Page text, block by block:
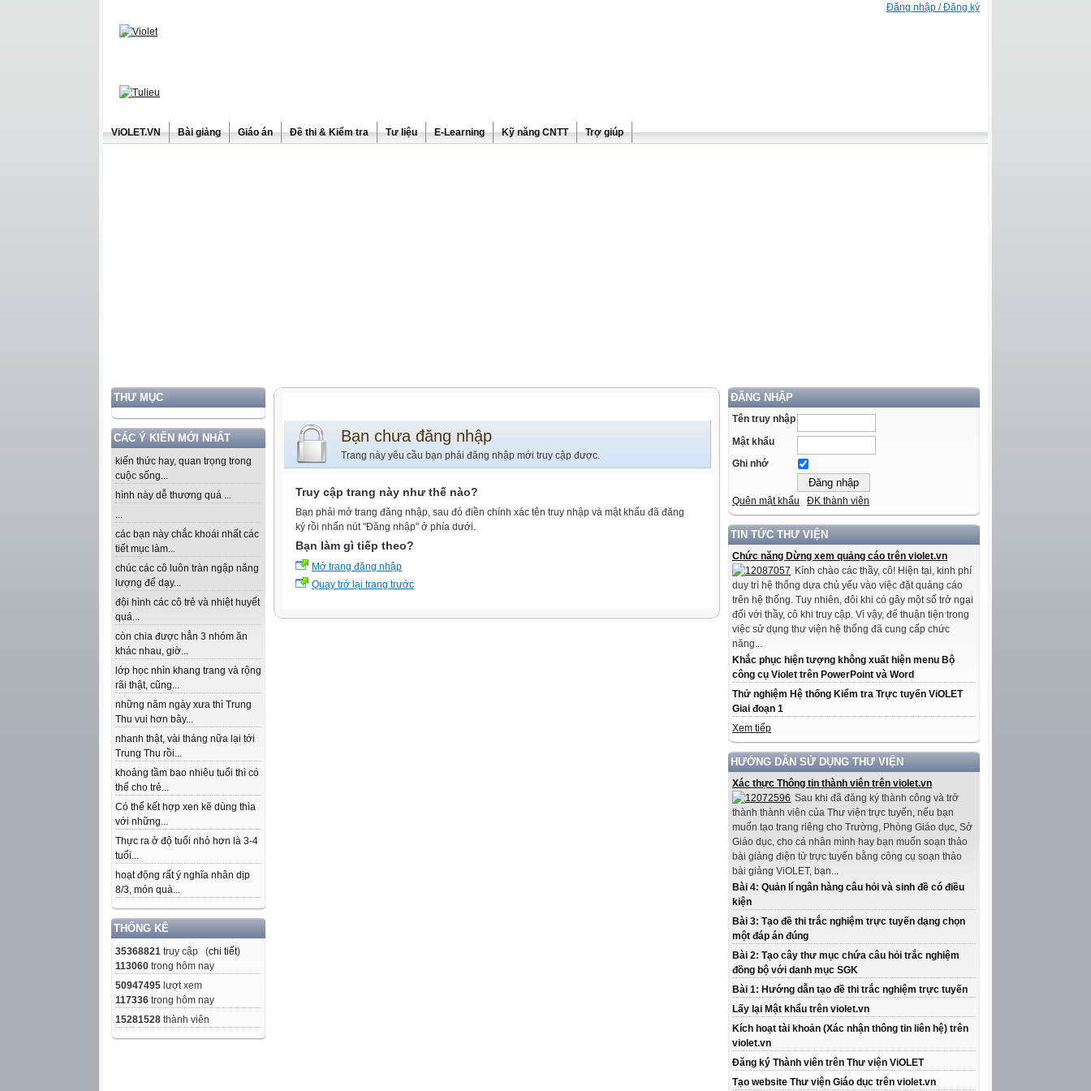
Đăng nhập / Đăng ký
ViOLET.VN Bài giảng Giáo án Đề thi & Kiểm tra Tư liệu E-Learning Kỹ năng CNTT Trợ giúp
THƯ MỤC
CÁC Ý KIẾN MỚI NHẤT
kiến thức hay, quan trọng trong
cuộc sống...
hình này dễ thương quá ...
...
các bạn này chắc khoái nhất các
tiết mục làm...
chúc các cô luôn tràn ngập năng
lượng để dạy...
đội hình các cô trẻ và nhiệt huyết
quá...
còn chia được hẳn 3 nhóm ăn
khác nhau, giờ...
lớp học nhìn khang trang và rộng
rãi thật, cũng...
những năm ngày xưa thì Trung
Thu vui hơn bây...
nhanh thật, vài tháng nữa lại tới
Trung Thu rồi...
khoảng tầm bao nhiêu tuổi thì có
thể cho trẻ...
Có thể kết hợp xen kẽ dùng thìa
với những...
Thực ra ở độ tuổi nhỏ hơn là 3-4
tuổi...
hoạt động rất ý nghĩa nhân dịp
8/3, món quà...
THỐNG KÊ
35368821 truy cập (chi tiết)
113060 trong hôm nay
50947495 lượt xem
117336 trong hôm nay
15281528 thành viên
ĐĂNG NHẬP
Tên truy nhập
Mật khẩu
Ghi nhớ
Quên mật khẩu ĐK thành viên
TIN TỨC THƯ VIỆN
Chức năng Dừng xem quảng cáo trên violet.vn
Kính chào các thầy, cô! Hiện tại, kinh phí
duy trì hệ thống dựa chủ yếu vào việc đặt quảng cáo
trên hệ thống. Tuy nhiên, đôi khi có gây một số trở ngại
đối với thầy, cô khi truy cập. Vì vậy, để thuận tiện trong
việc sử dụng thư viện hệ thống đã cung cấp chức
năng...
Khắc phục hiện tượng không xuất hiện menu Bộ
công cụ Violet trên PowerPoint và Word
Thử nghiệm Hệ thống Kiểm tra Trực tuyến ViOLET
Giai đoạn 1
Xem tiếp
HƯỚNG DẪN SỬ DỤNG THƯ VIỆN
Xác thực Thông tin thành viên trên violet.vn
Sau khi đã đăng ký thành công và trở
thành thành viên của Thư viện trực tuyến, nếu bạn
muốn tạo trang riêng cho Trường, Phòng Giáo dục, Sở
Giáo dục, cho cá nhân mình hay bạn muốn soạn thảo
bài giảng điện tử trực tuyến bằng công cụ soạn thảo
bài giảng ViOLET, bạn...
Bài 4: Quản lí ngân hàng câu hỏi và sinh đề có điều
kiện
Bài 3: Tạo đề thi trắc nghiệm trực tuyến dạng chọn
một đáp án đúng
Bài 2: Tạo cây thư mục chứa câu hỏi trắc nghiệm
đồng bộ với danh mục SGK
Bài 1: Hướng dẫn tạo đề thi trắc nghiệm trực tuyến
Lấy lại Mật khẩu trên violet.vn
Kích hoạt tài khoản (Xác nhận thông tin liên hệ) trên
violet.vn
Đăng ký Thành viên trên Thư viện ViOLET
Tạo website Thư viện Giáo dục trên violet.vn
Bạn chưa đăng nhập
Trang này yêu cầu bạn phải đăng nhập mới truy cập được.
Truy cập trang này như thế nào?
Bạn phải mở trang đăng nhập, sau đó điền chính xác tên truy nhập và mật khẩu đã đăng
ký rồi nhấn nút "Đăng nhập" ở phía dưới.
Bạn làm gì tiếp theo?
Mở trang đăng nhập
Quay trở lại trang trước